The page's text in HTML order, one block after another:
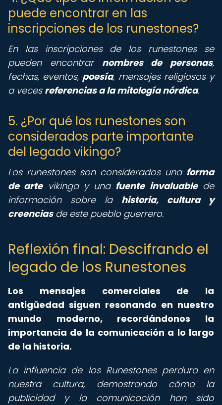
puede encontrar en las
inscripciones de los runestones?
En las inscripciones de los runestones se
pueden encontrar nombres de personas,
fechas, eventos, poesía, mensajes religiosos y
a veces referencias a la mitología nórdica.
5. ¿Por qué los runestones son
considerados parte importante
del legado vikingo?
Los runestones son considerados una forma
de artevikinga y una fuente invaluablede
información sobre la historia, cultura y
creenciasde este pueblo guerrero.
Reflexión final: Descifrando el
legado de los Runestones
Los mensajes comerciales de la
antigüedad siguen resonando en nuestro
mundo moderno, recordándonos la
importancia de la comunicación a lo largo
de la historia.
La influencia de los Runestones perdura en
nuestra cultura, demostrando cómo la
publicidad y la comunicación han sido